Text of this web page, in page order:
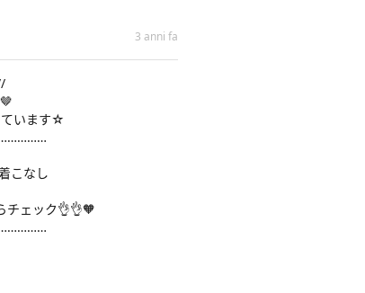
3 anni fa
います☆
こなし
チェック👌👌🧡